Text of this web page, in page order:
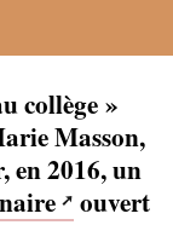
collège »
Masson,
en 2016, un
ouvert